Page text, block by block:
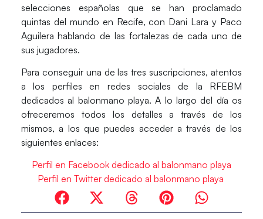
selecciones españolas que se han proclamado
quintas del mundo en Recife, con Dani Lara y Paco
Aguilera hablando de las fortalezas de cada uno de
sus jugadores.
Para conseguir una de las tres suscripciones, atentos
a los perfiles en redes sociales de la RFEBM
dedicados al balonmano playa. A lo largo del día os
ofreceremos todos los detalles a través de los
mismos, a los que puedes acceder a través de los
siguientes enlaces:
Perfil en Facebook dedicado al balonmano playa
Perfil en Twitter dedicado al balonmano playa